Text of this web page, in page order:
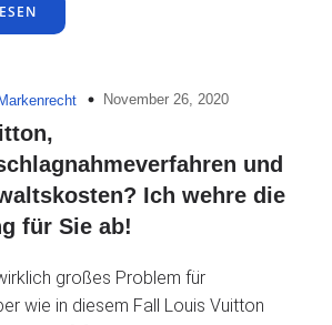
November 26, 2020
und
Ich wehre die
für Sie ab!
großes Problem für
wie in diesem Fall Louis Vuitton